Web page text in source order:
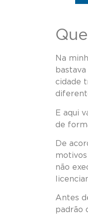
Na
cidade
E aqui
de
De
não
Antes
padrão